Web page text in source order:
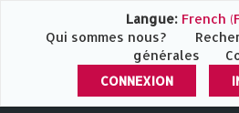
Langue: French
Qui sommes nous?
générales
CONNEXION